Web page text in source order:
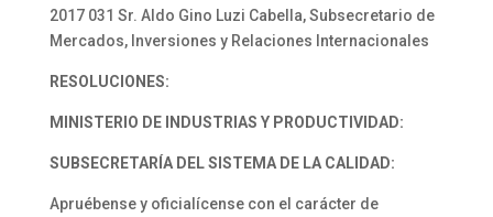
2017 031 Sr. Aldo Gino Luzi Cabella, Subsecretario de
Mercados, Inversiones y Relaciones Internacionales
RESOLUCIONES:
MINISTERIO DE INDUSTRIAS Y PRODUCTIVIDAD:
SUBSECRETARÍA DEL SISTEMA DE LA CALIDAD:
Apruébense y oficialícense con el carácter de